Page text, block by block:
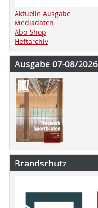
Aktuelle Ausgabe
Mediadaten
Abo-Shop
Heftarchiv
Ausgabe 07-08/2026
Brandschutz